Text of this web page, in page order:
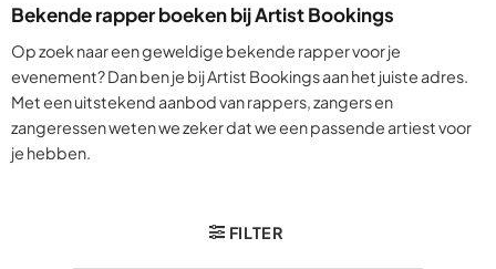
Bekende rapper boeken bij Artist Bookings
Op zoek naar een geweldige bekende rapper voor je
evenement? Dan ben je bij Artist Bookings aan het juiste adres.
Met een uitstekend aanbod van rappers, zangers en
zangeressen weten we zeker dat we een passende artiest voor
je hebben.
FILTER